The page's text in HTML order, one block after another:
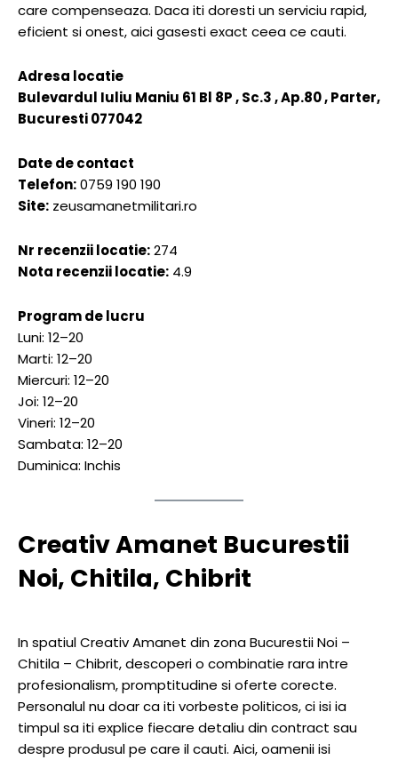
care compenseaza. Daca iti doresti un serviciu rapid,
eficient si onest, aici gasesti exact ceea ce cauti.
Adresa locatie
Bulevardul Iuliu Maniu 61 Bl 8P , Sc.3 , Ap.80 , Parter,
Bucuresti 077042
Date de contact
Telefon:0759 190 190
Site: zeusamanetmilitari.ro
Nr recenzii locatie:274
Nota recenzii locatie: 4.9
Program de lucru
Luni: 12–20
Marti: 12–20
Miercuri: 12–20
Joi: 12–20
Vineri: 12–20
Sambata: 12–20
Duminica: Inchis
Creativ Amanet Bucurestii
Noi, Chitila, Chibrit
In spatiul Creativ Amanet din zona Bucurestii Noi –
Chitila – Chibrit, descoperi o combinatie rara intre
profesionalism, promptitudine si oferte corecte.
Personalul nu doar ca iti vorbeste politicos, ci isi ia
timpul sa iti explice fiecare detaliu din contract sau
despre produsul pe care il cauti. Aici, oamenii isi